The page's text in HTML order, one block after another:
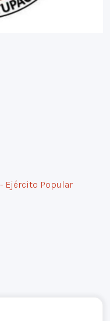
Ejército Popular